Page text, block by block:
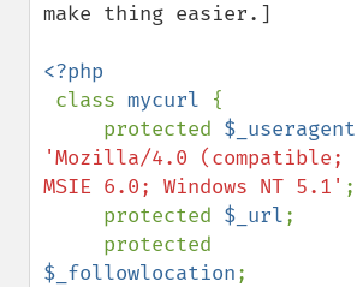
make thing easier.]
<?php
class mycurl {
     protected
$_useragent
'Mozilla/4.0 (compatible;
MSIE 6.0; Windows NT 5.1' ;
     protected
$_url;
$_followlocation;